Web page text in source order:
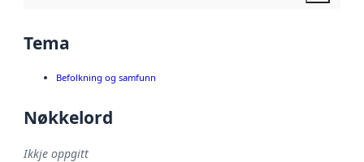
Tema
Befolkning og samfunn
Nøkkelord
Ikkje oppgitt